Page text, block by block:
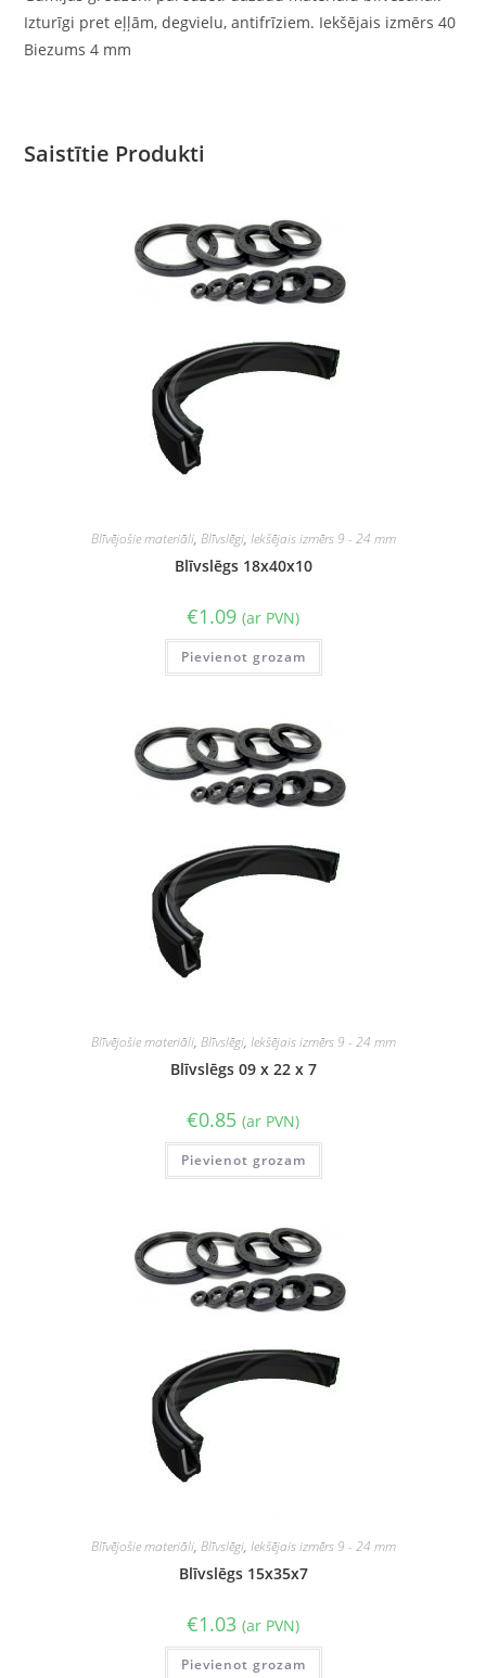
Izturīgi pret eļļām, degvielu, antifrīziem. Iekšējais izmērs 40
Biezums 4 mm
Saistītie Produkti
Blīvējošie materiāli, Blīvslēgi, Iekšējais izmērs 9 - 24 mm
Blīvslēgs 18x40x10
€1.09 (ar PVN)
Pievienot grozam
Blīvējošie materiāli, Blīvslēgi, Iekšējais izmērs 9 - 24 mm
Blīvslēgs 09 x 22 x 7
€0.85 (ar PVN)
Pievienot grozam
Blīvējošie materiāli, Blīvslēgi, Iekšējais izmērs 9 - 24 mm
Blīvslēgs 15x35x7
€1.03 (ar PVN)
Pievienot grozam